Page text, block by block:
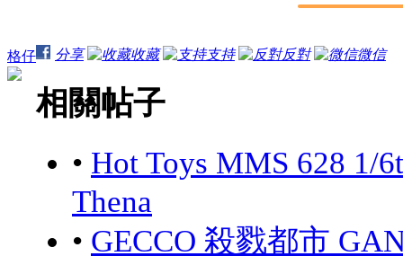
格仔 分享 收藏 支持 反對 微信
相關帖子
• Hot Toys MMS 628 1/
Thena
• GECCO 殺戮都市